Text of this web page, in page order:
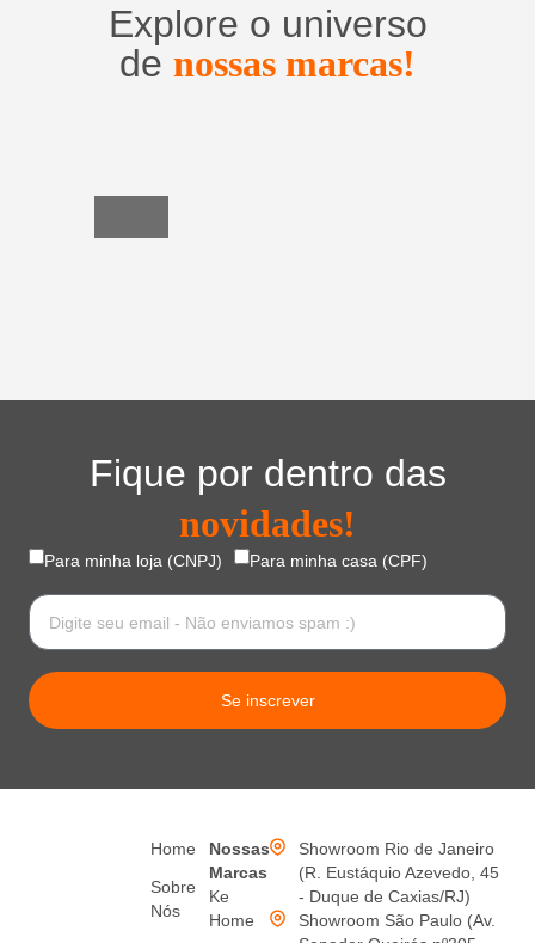
Explore o universo
de nossas marcas!
Fique por dentro das
novidades!
Para minha loja (CNPJ) Para minha casa (CPF)
Se inscrever
Home
Sobre
Nós
Nossas
Marcas
Ke
Home
Showroom Rio de Janeiro
(R. Eustáquio Azevedo, 45
- Duque de Caxias/RJ)
Showroom São Paulo (Av.